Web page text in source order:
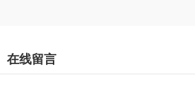
在线留言